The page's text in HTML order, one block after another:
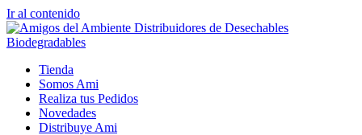
Ir al contenido
Tienda
Somos Ami
Realiza tus Pedidos
Novedades
Distribuye Ami